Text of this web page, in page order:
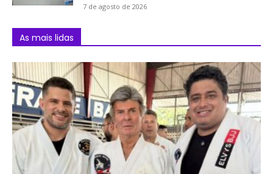
7 de agosto de 2026
As mais lidas